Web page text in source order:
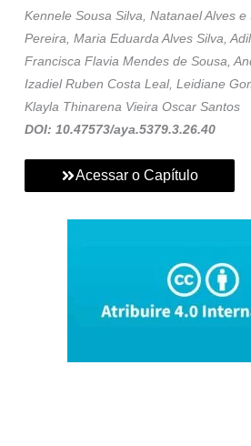
Kennele Sousa Silva, Natanael Alves
Pereira, Maria Eduarda Alves Silva,
Francisca Flavia Mendes de Sousa,
Izadiel Ruben Costa Leal, Leidiane
Klayla Thinarena Vieira Oscar Santos
DOI: 10.47573/aya.5379.3.26.40
Acessar o Capítulo